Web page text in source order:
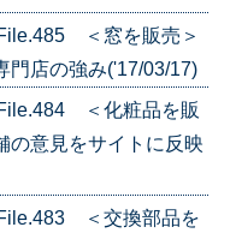
＜窓を販売＞
門店の強み('17/03/17)
＜化粧品を販
の意見をサイトに反映
＜交換部品を